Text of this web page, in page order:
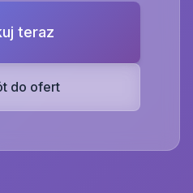
teraz
do ofert